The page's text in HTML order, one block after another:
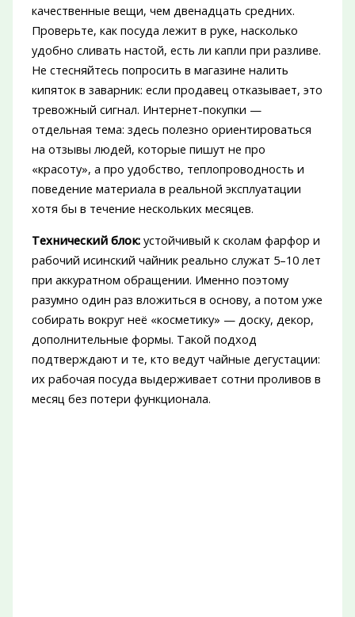
качественные вещи, чем двенадцать средних.
Проверьте, как посуда лежит в руке, насколько
удобно сливать настой, есть ли капли при разливе.
Не стесняйтесь попросить в магазине налить
кипяток в заварник: если продавец отказывает, это
тревожный сигнал. Интернет-покупки —
отдельная тема: здесь полезно ориентироваться
на отзывы людей, которые пишут не про
«красоту», а про удобство, теплопроводность и
поведение материала в реальной эксплуатации
хотя бы в течение нескольких месяцев.
Технический блок:устойчивый к сколам фарфор и
рабочий исинский чайник реально служат 5–10 лет
при аккуратном обращении. Именно поэтому
разумно один раз вложиться в основу, а потом уже
собирать вокруг неё «косметику» — доску, декор,
дополнительные формы. Такой подход
подтверждают и те, кто ведут чайные дегустации:
их рабочая посуда выдерживает сотни проливов в
месяц без потери функционала.